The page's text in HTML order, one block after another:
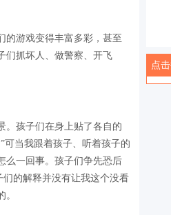
的游戏变得丰富多彩，甚至
们抓坏人、做警察、开飞
。孩子们在身上贴了各自的
可当我跟着孩子、听着孩子的
么一回事。孩子们争先恐后
们的解释并没有让我这个没看
点